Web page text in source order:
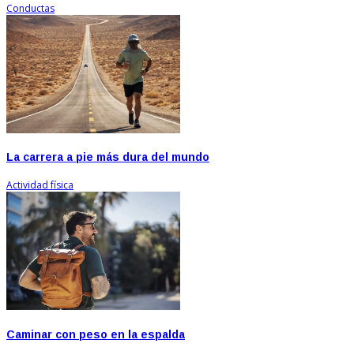
Conductas
La carrera a pie más dura del mundo
Actividad física
Caminar con peso en la espalda